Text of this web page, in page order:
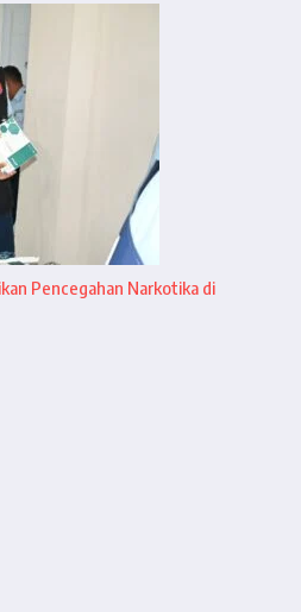
Pencegahan Narkotika di